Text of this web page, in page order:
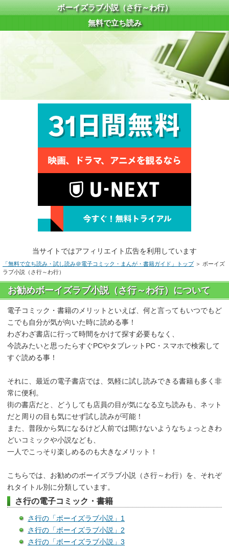
ボーイズラブ小説（さ行～わ行）
無料で立ち読み
当サイトではアフィリエイト広告を利用しています
「無料で立ち読み・試し読み＠電子コミック・まんが・書籍ガイド」トップ＞ ボーイズ
ラブ小説（さ行～わ行）
お勧めボーイズラブ小説（さ行～わ行）について
電子コミック・書籍のメリットといえば、何と言ってもいつでもど
こでも自分が気が向いた時に読める事！
わざわざ書店に行って時間をかけて探す必要もなく、
今読みたいと思ったらすぐPCやタブレットPC・スマホで検索して
すぐ読める事！
それに、最近の電子書店では、気軽に試し読みできる書籍も多く非
常に便利。
街の書店だと、どうしても店員の目が気になる立ち読みも、ネット
だと周りの目も気にせず試し読みが可能！
また、普段から気になるけど人前では開けないようなちょっときわ
どいコミックや小説なども、
一人でこっそり楽しめるのも大きなメリット！
こちらでは、お勧めのボーイズラブ小説（さ行～わ行）を、それぞ
れタイトル別に分類しています。
さ行の電子コミック・書籍
さ行の「ボーイズラブ小説」1
さ行の「ボーイズラブ小説」2
さ行の「ボーイズラブ小説」3